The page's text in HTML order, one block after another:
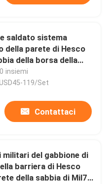
saldatura
saldato sistema
della parete di Hesco
della borsa della
mil 7
insiemi
119/Set
Contattaci
militari del gabbione di
barriera di Hesco
della sabbia di Mil7